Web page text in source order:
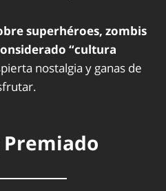
superhéroes, zombis
“cultura
nostalgia y ganas de
Premiado